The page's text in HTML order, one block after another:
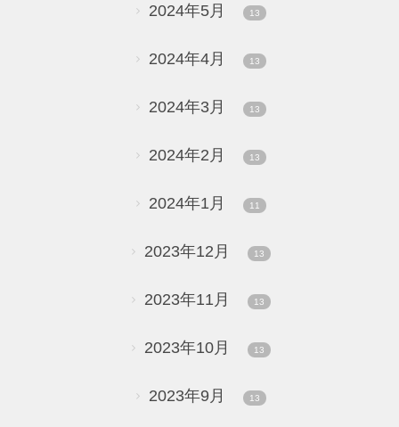
2024年5月 13
2024年4月 13
2024年3月 13
2024年2月 13
2024年1月 11
2023年12月 13
2023年11月 13
2023年10月 13
2023年9月 13